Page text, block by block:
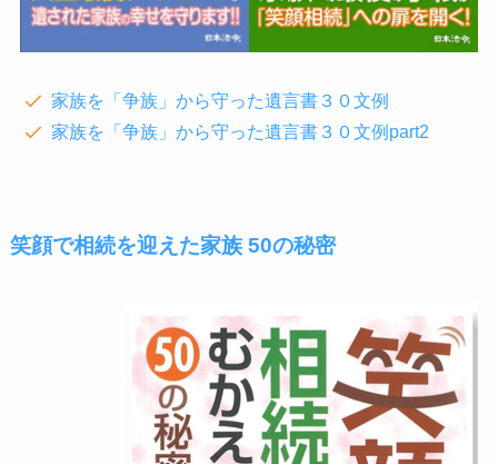
家族を「争族」から守った遺言書３０文例
家族を「争族」から守った遺言書３０文例part2
笑顔で相続を迎えた家族 50の秘密